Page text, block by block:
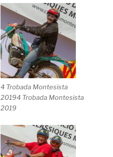
4 Trobada Montesista
20194 Trobada Montesista
2019